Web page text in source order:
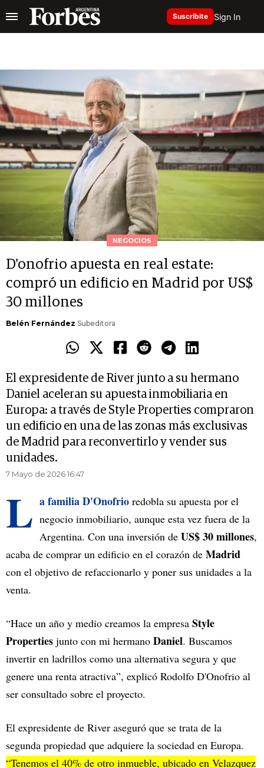
Suscribite Sign In
NEGOCIOS
D'onofrio apuesta en real estate:
compró un edificio en Madrid por US$
30 millones
Belén Fernández Subeditora
El expresidente de River junto a su hermano
Daniel aceleran su apuesta inmobiliaria en
Europa: a través de Style Properties compraron
un edificio en una de las zonas más exclusivas
de Madrid para reconvertirlo y vender sus
unidades.
7 Mayo de 2026 16.47
L a familia D'Onofrio redobla su apuesta por el
negocio inmobiliario, aunque esta vez fuera de la
Argentina. Con una inversión de US$ 30 millones,
acaba de comprar un edificio en el corazón de Madrid
con el objetivo de refaccionarlo y poner sus unidades a la
venta.
“Hace un año y medio creamos la empresa Style
Properties junto con mi hermano Daniel. Buscamos
invertir en ladrillos como una alternativa segura y que
genere una renta atractiva”, explicó Rodolfo D'Onofrio al
ser consultado sobre el proyecto.
El expresidente de River aseguró que se trata de la
segunda propiedad que adquiere la sociedad en Europa.
“Tenemos el 40% de otro inmueble, ubicado en Velazquez